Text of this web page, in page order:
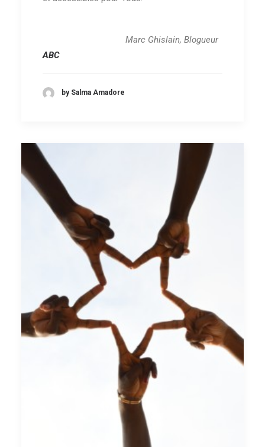
Marc Ghislain, Blogueur
ABC
by Salma Amadore